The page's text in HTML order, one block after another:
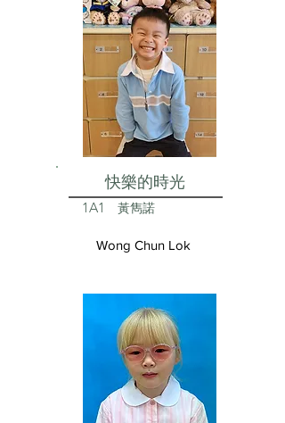
快樂的時光
1A1 黃雋諾
Wong Chun Lok